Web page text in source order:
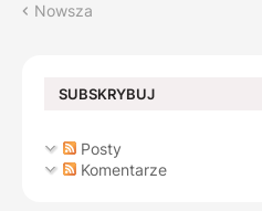
Nowsza
SUBSKRYBUJ
Posty
Komentarze